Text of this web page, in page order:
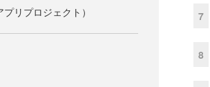
リプロジェクト）
7
8